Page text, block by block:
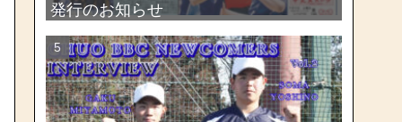
発行のお知らせ